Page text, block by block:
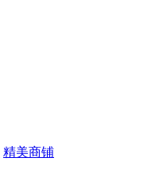
精美商铺